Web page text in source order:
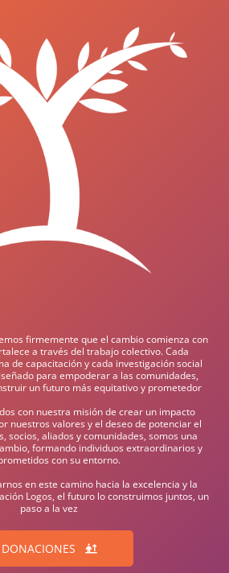
firmemente que el cambio comienza con
a través del trabajo colectivo. Cada
de capacitación y cada investigación social
para empoderar a las comunidades,
un futuro más equitativo y prometedor
con nuestra misión de crear un impacto
nuestros valores y el deseo de potenciar el
socios, aliados y comunidades, somos una
formando individuos extraordinarios y
con su entorno.
en este camino hacia la excelencia y la
Logos, el futuro lo construimos juntos, un
paso a la vez
DONACIONES